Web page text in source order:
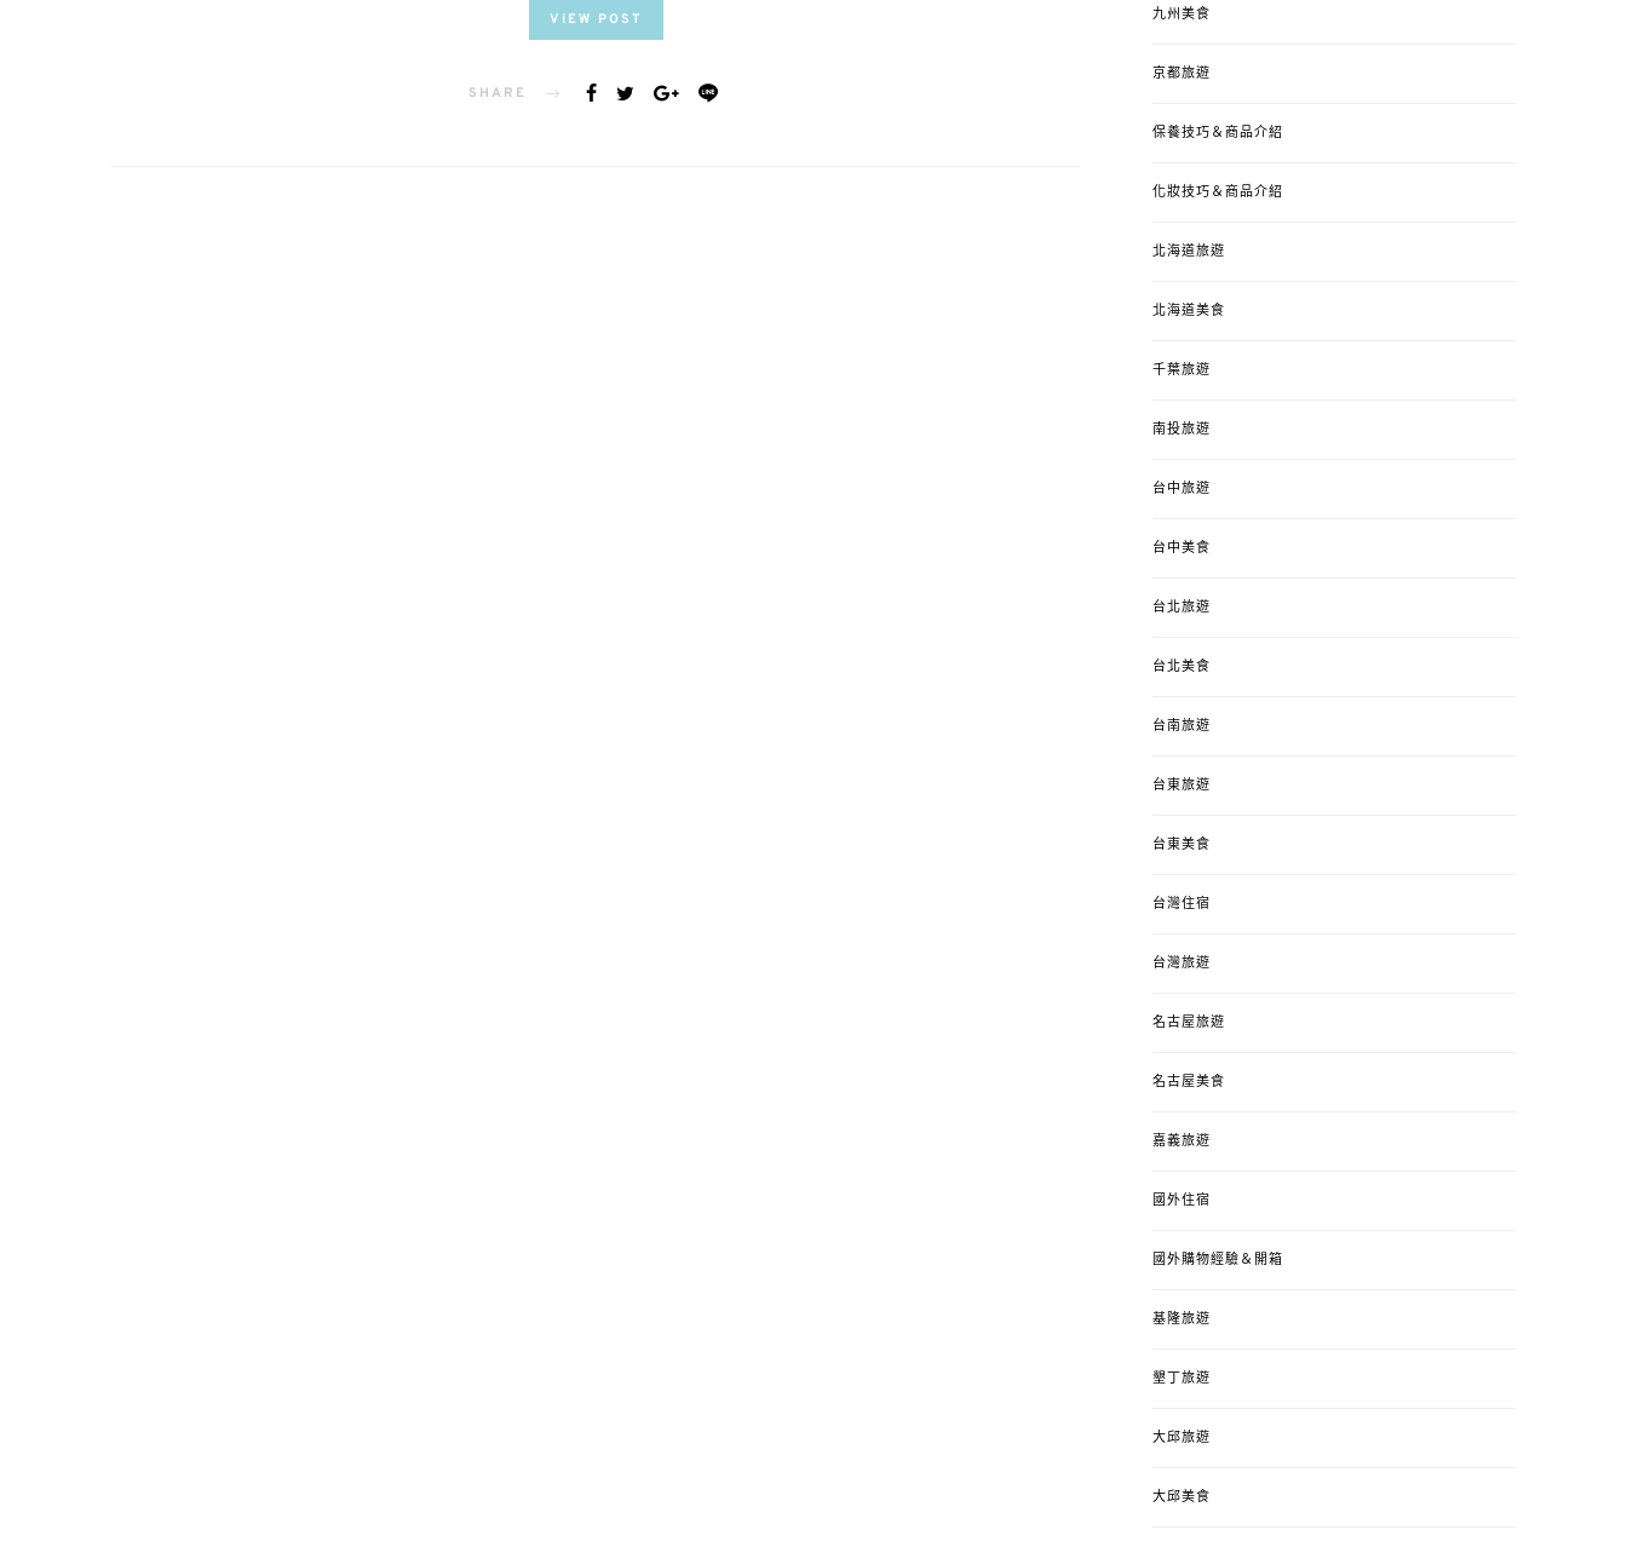
VIEW POST
SHARE
九州美食
京都旅遊
保養技巧＆商品介紹
化妝技巧＆商品介紹
北海道旅遊
北海道美食
千葉旅遊
南投旅遊
台中旅遊
台中美食
台北旅遊
台北美食
台南旅遊
台東旅遊
台東美食
台灣住宿
台灣旅遊
名古屋旅遊
名古屋美食
嘉義旅遊
國外住宿
國外購物經驗＆開箱
基隆旅遊
墾丁旅遊
大邱旅遊
大邱美食